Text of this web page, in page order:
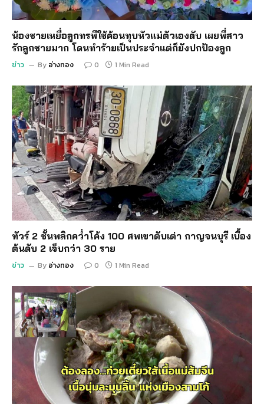
น้องชายเหยื่อลูกทรพีใช้ค้อนทุบหัวแม่ตัวเองดับ เผยพี่สาว
รักลูกชายมาก โดนทำร้ายเป็นประจำแต่ก็ยังปกป้องลูก
ข่าว By อ่างทอง 0 1 Min Read
ทัวร์ 2 ชั้นพลิกคว่ำโค้ง 100 ศพเขาตับเต่า กาญจนบุรี เบื้อง
ต้นดับ 2 เจ็บกว่า 30 ราย
ข่าว By อ่างทอง 0 1 Min Read